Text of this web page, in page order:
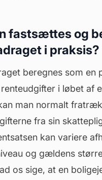
fastsættes og
i praksis?
beregnes som en
i løbet af
man normalt
fra sin
kan variere
og gældens
os sige, at en